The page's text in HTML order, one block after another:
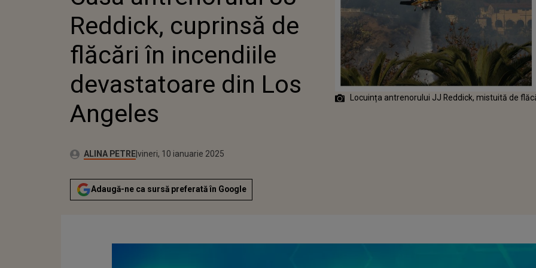
DEVASTATOARE DIN LOS
ANGELES
Reddick, cuprinsă de
flăcări în incendiile
devastatoare din Los
Angeles
Autor:ALINA PETREPublicat:
vineri, 10 ianuarie 2025
Actualizat:
vineri, 10 ianuarie 2025
Adaugă-ne ca sursă preferată în Google
Locuința antrenorului JJ Reddick, mistuită de